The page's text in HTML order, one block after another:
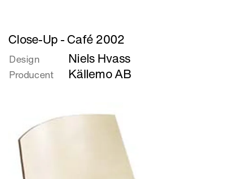
Læs
mere
om
Close-
Up
Close-Up - Café 2002
Design Niels Hvass
Producent Källemo AB